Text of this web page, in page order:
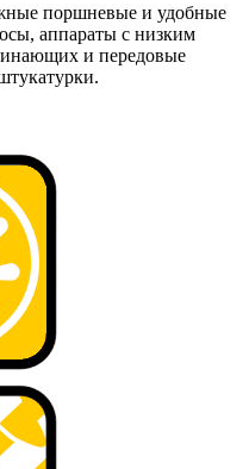
поршневые и удобные
аппараты с низким
и передовые